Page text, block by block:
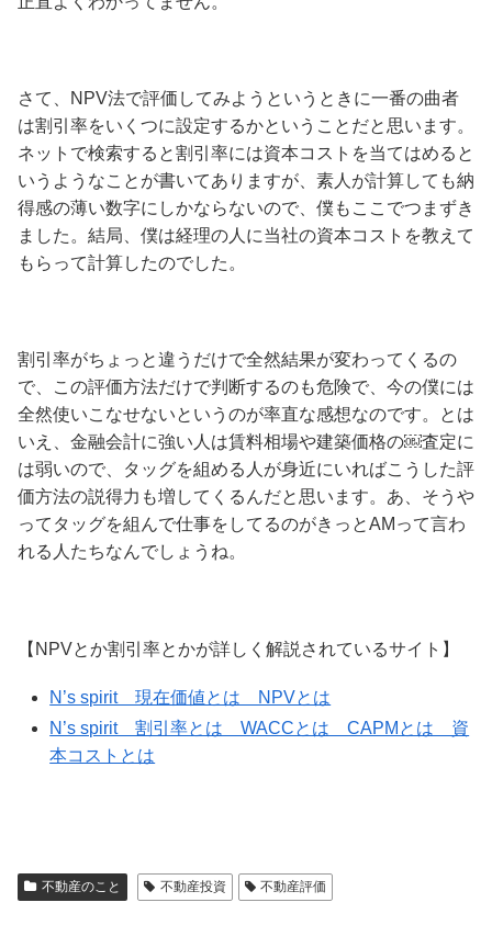
さて、NPV法で評価してみようというときに一番の曲者
は割引率をいくつに設定するかということだと思います。
ネットで検索すると割引率には資本コストを当てはめると
いうようなことが書いてありますが、素人が計算しても納
得感の薄い数字にしかならないので、僕もここでつまずき
ました。結局、僕は経理の人に当社の資本コストを教えて
もらって計算したのでした。
割引率がちょっと違うだけで全然結果が変わってくるの
で、この評価方法だけで判断するのも危険で、今の僕には
全然使いこなせないというのが率直な感想なのです。とは
いえ、金融会計に強い人は賃料相場や建築価格の￼査定に
は弱いので、タッグを組める人が身近にいればこうした評
価方法の説得力も増してくるんだと思います。あ、そうや
ってタッグを組んで仕事をしてるのがきっとAMって言わ
れる人たちなんでしょうね。
【NPVとか割引率とかが詳しく解説されているサイト】
N’s spirit 現在価値とは NPVとは
N’s spirit 割引率とは WACCとは CAPMとは 資
本コストとは
不動産のこと 不動産投資 不動産評価